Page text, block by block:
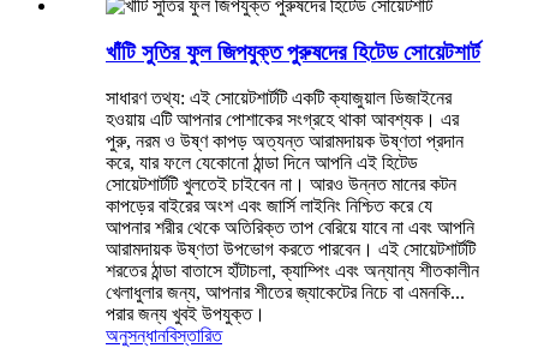
খাঁটি সুতির ফুল জিপযুক্ত পুরুষদের হিটেড সোয়েটশার্ট
সাধারণ তথ্য: এই সোয়েটশার্টটি একটি ক্যাজুয়াল ডিজাইনের
হওয়ায় এটি আপনার পোশাকের সংগ্রহে থাকা আবশ্যক। এর
পুরু, নরম ও উষ্ণ কাপড় অত্যন্ত আরামদায়ক উষ্ণতা প্রদান
করে, যার ফলে যেকোনো ঠান্ডা দিনে আপনি এই হিটেড
সোয়েটশার্টটি খুলতেই চাইবেন না। আরও উন্নত মানের কটন
কাপড়ের বাইরের অংশ এবং জার্সি লাইনিং নিশ্চিত করে যে
আপনার শরীর থেকে অতিরিক্ত তাপ বেরিয়ে যাবে না এবং আপনি
আরামদায়ক উষ্ণতা উপভোগ করতে পারবেন। এই সোয়েটশার্টটি
শরতের ঠান্ডা বাতাসে হাঁটাচলা, ক্যাম্পিং এবং অন্যান্য শীতকালীন
খেলাধুলার জন্য, আপনার শীতের জ্যাকেটের নিচে বা এমনকি...
পরার জন্য খুবই উপযুক্ত।
অনুসন্ধানবিস্তারিত